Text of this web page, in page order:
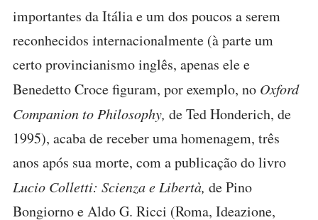
importantes da Itália e um dos poucos a serem
reconhecidos internacionalmente (à parte um
certo provincianismo inglês, apenas ele e
Benedetto Croce figuram, por exemplo, no Oxford
Companion to Philosophy, de Ted Honderich, de
1995), acaba de receber uma homenagem, três
anos após sua morte, com a publicação do livro
Lucio Colletti: Scienza e Libertà, de Pino
Bongiorno e Aldo G. Ricci (Roma, Ideazione,